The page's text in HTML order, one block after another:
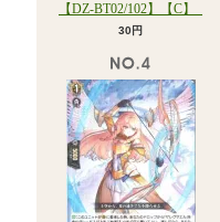
【DZ-BT02/102】【C】_
30円